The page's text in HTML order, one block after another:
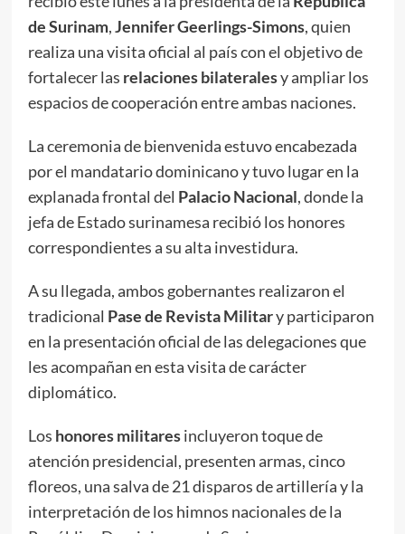
de Surinam,Jennifer Geerlings-Simons, quien
realiza una visita oficial al país con el objetivo de
fortalecer las relaciones bilateralesy ampliar los
espacios de cooperación entre ambas naciones.
La ceremonia de bienvenida estuvo encabezada
por el mandatario dominicano y tuvo lugar en la
explanada frontal del Palacio Nacional, donde la
jefa de Estado surinamesa recibió los honores
correspondientes a su alta investidura.
A su llegada, ambos gobernantes realizaron el
tradicional Pase de Revista Military participaron
en la presentación oficial de las delegaciones que
les acompañan en esta visita de carácter
diplomático.
Los honores militaresincluyeron toque de
atención presidencial, presenten armas, cinco
floreos, una salva de 21 disparos de artillería y la
interpretación de los himnos nacionales de la